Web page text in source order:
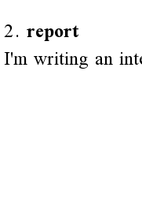
2.report
I'm writing an